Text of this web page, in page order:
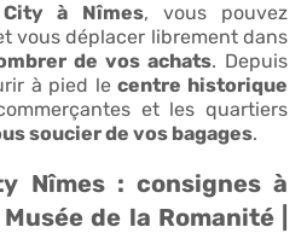
à Nîmes, vous pouvez
vous déplacer librement dans
de vos achats. Depuis
à pied lecentre historique
et les quartiers
soucier de vos bagages.
Nîmes : consignes à
de la Romanité |